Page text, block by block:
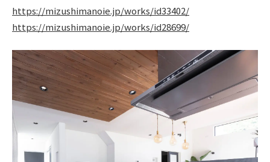
https://mizushimanoie.jp/works/id33402/
https://mizushimanoie.jp/works/id28699/